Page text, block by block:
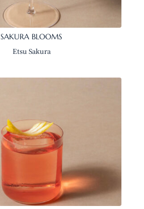
SAKURA BLOOMS
Etsu Sakura